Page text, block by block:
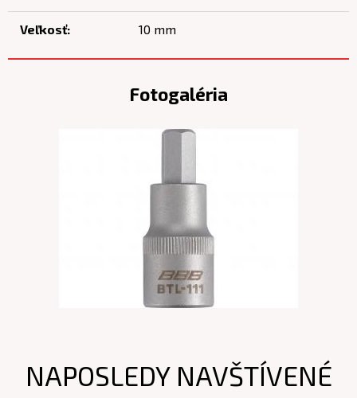
Veľkosť: 10 mm
Fotogaléria
NAPOSLEDY NAVŠTÍVENÉ